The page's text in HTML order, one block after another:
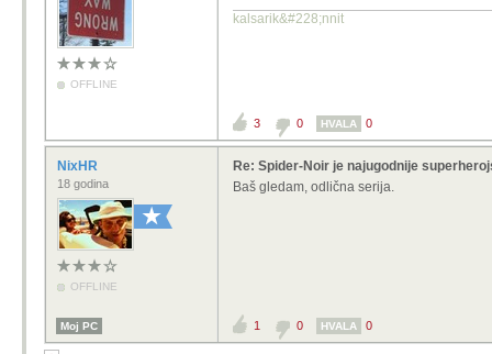
OFFLINE
kalsarik&#228;nnit
3 0 HVALA 0
NixHR
18 godina
OFFLINE
Re: Spider-Noir je najugodnije
Baš gledam, odlična serija.
Moj PC 1 0 HVALA 0